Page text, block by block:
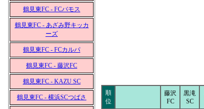
鶴見東FC - FCバモス
鶴見東FC - あざみ野キッカ
ーズ
鶴見東FC - FCカルパ
鶴見東FC - 藤沢FC
鶴見東FC - KAZU SC
鶴見東FC - 横浜SCつばさ
順
位
藤沢
FC
黒滝
SC